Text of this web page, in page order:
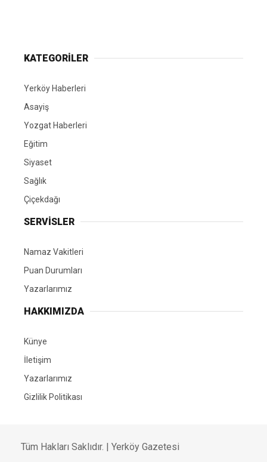
KATEGORİLER
Yerköy Haberleri
Asayiş
Yozgat Haberleri
Eğitim
Siyaset
Sağlık
Çiçekdağı
SERVİSLER
Namaz Vakitleri
Puan Durumları
Yazarlarımız
HAKKIMIZDA
Künye
İletişim
Yazarlarımız
Gizlilik Politikası
Tüm Hakları Saklıdır. | Yerköy Gazetesi